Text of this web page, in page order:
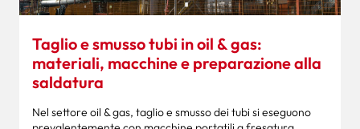
Taglio e smusso tubi in oil & gas:
materiali, macchine e preparazione alla
saldatura
Nel settore oil & gas, taglio e smusso dei tubi si eseguono